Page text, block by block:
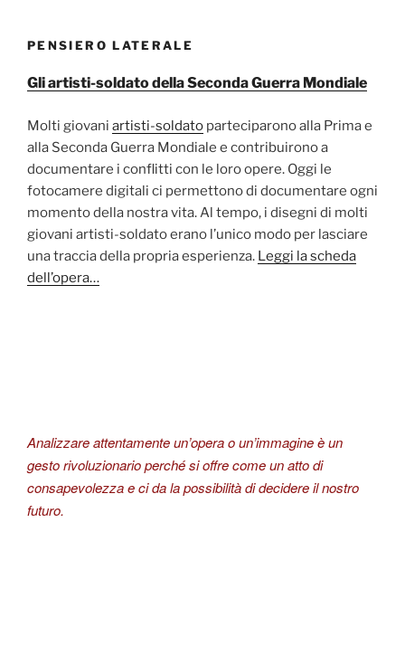
PENSIERO LATERALE
Gli artisti-soldato della Seconda Guerra Mondiale
Molti giovani artisti-soldato parteciparono alla Prima e
alla Seconda Guerra Mondiale e contribuirono a
documentare i conflitti con le loro opere. Oggi le
fotocamere digitali ci permettono di documentare ogni
momento della nostra vita. Al tempo, i disegni di molti
giovani artisti-soldato erano l’unico modo per lasciare
una traccia della propria esperienza. Leggi la scheda
dell’opera…
Analizzare attentamente un’opera o un’immagine è un
gesto rivoluzionario perché si offre come un atto di
consapevolezza e ci da la possibilità di decidere il nostro
futuro.